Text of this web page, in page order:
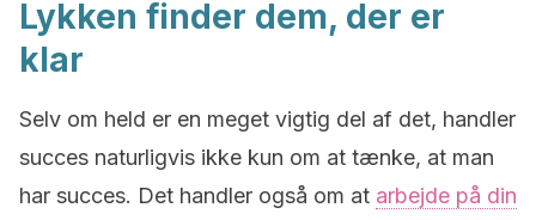
Lykken finder dem, der er
klar
Selv om held er en meget vigtig del af det, handler
succes naturligvis ikke kun om at tænke, at man
har succes. Det handler også om at arbejde på din